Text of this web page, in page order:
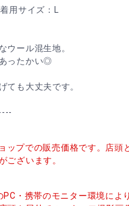
用サイズ：L
ウール混生地。
ったかい◎
ても大丈夫です。
ップでの販売価格です。店頭
ございます。
・携帯のモニター環境によ